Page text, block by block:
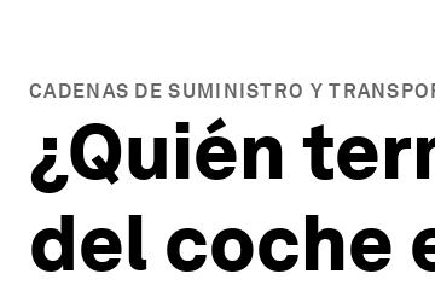
CADENAS DE SUMINISTRO Y
¿Quién
del coche